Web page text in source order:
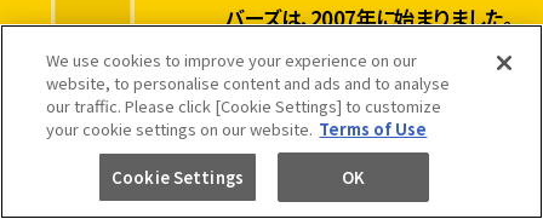
バーズは、2007年に始まりました。
現在はアプリやLINEの友達連携
で5,900万人*の皆様にご利用い
ただいています。
*2025年3月現在
We use cookies to improve your experience on our
website, to personalise content and ads and to analyse
our traffic. Please click [Cookie Settings] to customize
your cookie settings on our website. Terms of Use
Cookie Settings OK